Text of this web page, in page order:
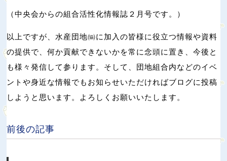
（中央会からの組合活性化情報誌２月号です。）
以上ですが、水産団地㈿に加入の皆様に役立つ情報や資料
の提供で、何か貢献できないかを常に念頭に置き、今後と
も様々発信して参ります。そして、団地組合内などのイベ
ントや身近な情報でもお知らせいただければブログに投稿
しようと思います。よろしくお願いいたします。
前後の記事